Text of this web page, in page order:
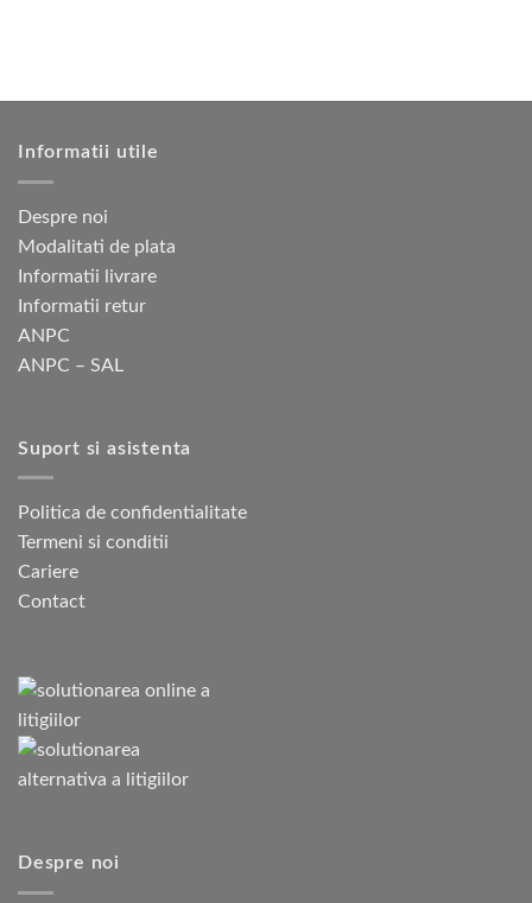
Informatii utile
Despre noi
Modalitati de plata
Informatii livrare
Informatii retur
ANPC
ANPC – SAL
Suport si asistenta
Politica de confidentialitate
Termeni si conditii
Cariere
Contact
Despre noi